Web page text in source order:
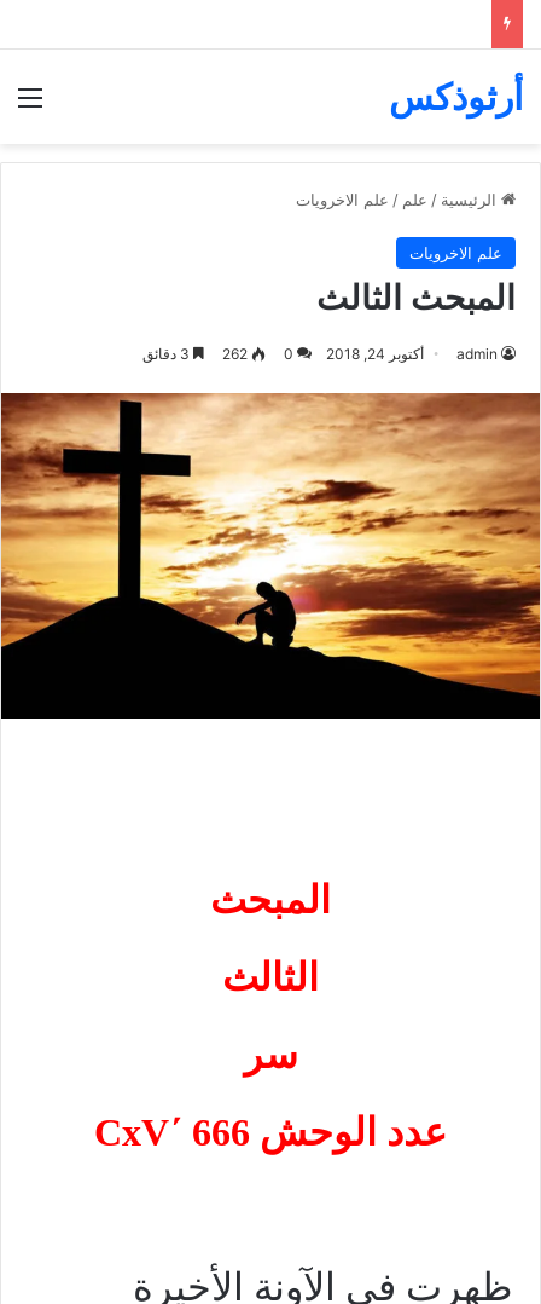
أرثوذكس
الرئيسية / علم / علم الاخرويات
علم الاخرويات
المبحث الثالث
admin أكتوبر 24, 2018 0
262
المبحث
الثالث
سر
عدد الوحش 666
CxV΄
ظهرت فى الآونة الأخيرة